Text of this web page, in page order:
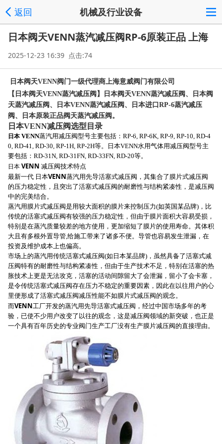
返回 机械及行业设备
日本阀天VENN蒸汽减压阀RP-6原装正品 上海
2025-12-23 16:39 点击:74
日本阀天VENN阀门一级代理商上海意威阀门有限公司
【日本阀天VENN蒸汽减压阀】日本阀天VENN蒸汽减压阀、日本阀
天蒸汽减压阀、日本VENN蒸汽减压阀、日本进口RP-6蒸汽减压
阀、日本原装正品阀天蒸汽减压阀。
日本VENN减压阀选型目录
日本 VENN蒸汽用减压阀型号主要包括：RP-6, RP-6K, RP-9, RP-10, RD-4
0, RD-41, RD-30, RP-1H, RP-2H等。日本VENN水用气体用减压阀型号主
要包括：RD-31N, RD-31FN, RD-33FN, RD-20等。
日本VENN 减压阀技术特点
最新一代 日本VENN蒸汽用先导活塞式减压阀，其集合了膜片式减压阀
的压力稳定性，且突出了活塞式减压阀的耐磨性与结构紧凑性，是减压阀
中的完美结合。
蒸汽用膜片式减压阀是用较大面积的膜片来控制压力(如英国某品牌)，比
传统的活塞式减压阀有较强的压力稳定性，但由于膜片面积大容易受损，
特别是在蒸汽质量较差的地方使用，更加缩短了膜片的使用寿命。其体积
大且有多根外置导管,给施工带来了诸多不便。导管也容易发生泄漏，在
投资及维护成本上也偏高。
市场上的蒸汽用传统活塞式减压阀(如日本某品牌)，虽然具备了活塞式减
压阀特有的耐磨性与结构紧凑性，但由于生产技术不足，特别在活塞的热
胀技术上更是无法攻克，活塞的活动间隙留大了会泄漏，留小了会卡塞，
是令传统活塞式减压阀存在压力不稳定的重要因素，因此在以往用户的心
里便形成了活塞式减压阀减压性能不如膜片式减压阀的观念。
而VENN工厂开发的蒸汽用先导活塞式减压阀，经过中国市场多年的考
验，已使不少用户改变了以往的观念，这是减压阀领域的新突破，也正是
一个具有百年历史的专业阀门生产工厂没有生产膜片减压阀的直接理由。